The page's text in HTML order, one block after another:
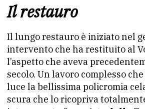
Il restauro
Il lungo restauro è iniziato nel
intervento che ha restituito al
l’aspetto che aveva
secolo. Un lavoro complesso
luce la bellissima policromia
scura che lo ricopriva